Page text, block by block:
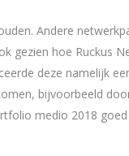
Andere
gezien hoe Ruckus
deze namelijk
bijvoorbeeld
medio 2018